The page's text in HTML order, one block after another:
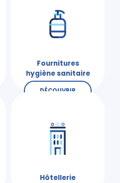
Fournitures
hygiène sanitaire
DÉCOUVRIR
Hôtellerie